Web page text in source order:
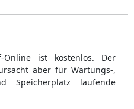
ist kostenlos. Der
aber für Wartungs-,
Speicherplatz laufende